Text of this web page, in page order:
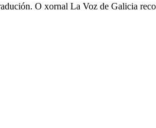
O xornal La Voz de Galicia